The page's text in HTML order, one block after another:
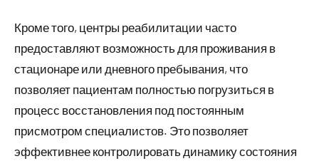
Кроме того, центры реабилитации часто
предоставляют возможность для проживания в
стационаре или дневного пребывания, что
позволяет пациентам полностью погрузиться в
процесс восстановления под постоянным
присмотром специалистов. Это позволяет
эффективнее контролировать динамику состояния